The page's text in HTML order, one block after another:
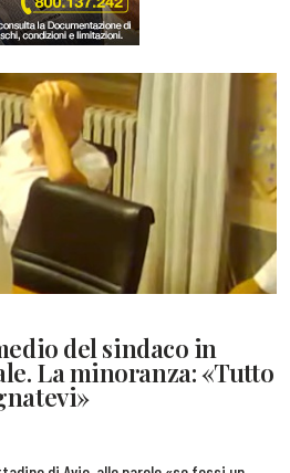
del sindaco in
La minoranza: «Tutto